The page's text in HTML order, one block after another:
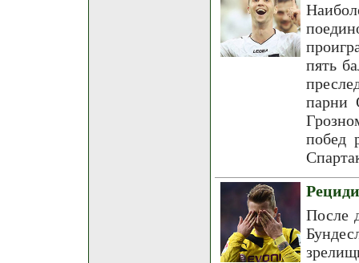
пять
парни
побед
После